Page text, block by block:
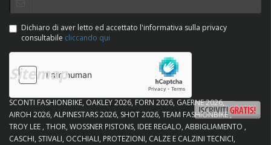
Dichiaro di aver letto ed accettato l'informativa sulla privacy
consultabile cliccando qui
Sitemap
SCONTI FASHIONBIKE OAKLEY 2026 FORN 2026 GAERNE 2026
AIROH 2026 ALPINESTARS 2026 SHOT 2026 TEAM FASHIONBIKE
TROY LEE THOR WOSSNER PISTONS IDEE REGALO ABBIGLIAMENTO
CASCHI STIVALI OCCHIALI PROTEZIONI CALZE E CALZINI TECNICI